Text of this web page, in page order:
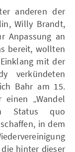
anderen der
Willy Brandt,
Anpassung an
bereit, wollten
mit der
verkündeten
Bahr am 15.
„Wandel
Status quo
in dem
hinter dieser